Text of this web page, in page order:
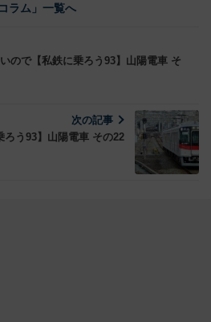
コラム」一覧へ
ので【私鉄に乗ろう93】山陽電車 そ
次の記事
ろう93】山陽電車 その22